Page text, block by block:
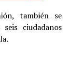
también se
ciudadanos